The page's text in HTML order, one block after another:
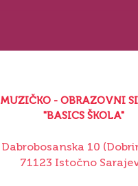
MUZIČKO - OBRAZOVNI
"BASICS ŠKOLA"
Dabrobosanska 10
71123 Istočno